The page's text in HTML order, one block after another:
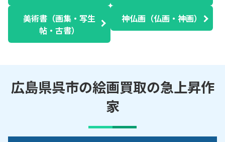
美術書（画集・写生
帖・古書）
神仏画（仏画・神画）
広島県呉市の絵画買取の急上昇作
家